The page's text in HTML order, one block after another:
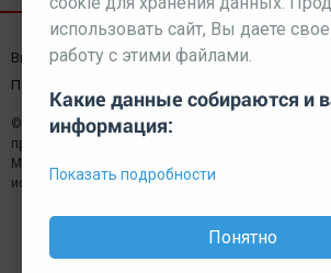
Выходные данные СМИ Реклама
Пользовательское соглашение
© 2026 МЕДИАЗАВОД — Сайт может содержать
предназначенный для лиц 18+
Мнение редакции может не совпадать с мнением
использовании материалов сайта ссылка
использовать сайт, Вы даете
работу с этими файлами.
Какие данные собираются и
информация:
Показать подробности
Понятно